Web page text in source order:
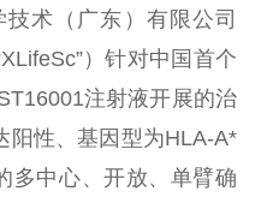
术（广东）有限公司
）针对中国 首个
注射液开展的治
阳性、基因型为HLA-A*
多中心、开放、单臂确